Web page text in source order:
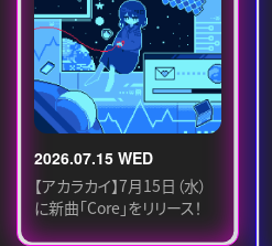
2026.07.15 WED
【アカラカイ】7月15日（水）
に新曲「Core」をリリース！